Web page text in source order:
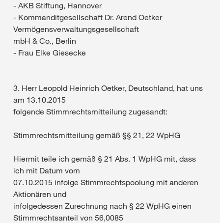
- AKB Stiftung, Hannover
- Kommanditgesellschaft Dr. Arend Oetker
Vermögensverwaltungsgesellschaft
mbH & Co., Berlin
- Frau Elke Giesecke
3. Herr Leopold Heinrich Oetker, Deutschland, hat uns
am 13.10.2015
folgende Stimmrechtsmitteilung zugesandt:
Stimmrechtsmitteilung gemäß §§ 21, 22 WpHG
Hiermit teile ich gemäß § 21 Abs. 1 WpHG mit, dass
ich mit Datum vom
07.10.2015 infolge Stimmrechtspoolung mit anderen
Aktionären und
infolgedessen Zurechnung nach § 22 WpHG einen
Stimmrechtsanteil von 56,0085